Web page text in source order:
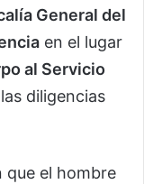
General del
en el lugar
al Servicio
diligencias
que el hombre